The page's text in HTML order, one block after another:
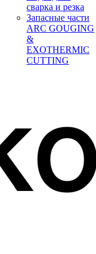
сварка и резка
Запасные части
ARC GOUGING
&
EXOTHERMIC
CUTTING